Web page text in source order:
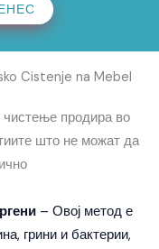
Cistenje na Mebel
продира во
што не можат да
– Овој метод е
грини и бактерии,